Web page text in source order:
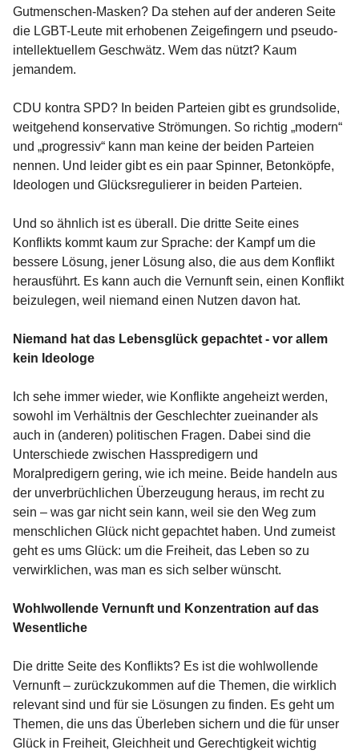
Gutmenschen-Masken? Da stehen auf der anderen Seite
die LGBT-Leute mit erhobenen Zeigefingern und pseudo-
intellektuellem Geschwätz. Wem das nützt? Kaum
jemandem.
CDU kontra SPD? In beiden Parteien gibt es grundsolide,
weitgehend konservative Strömungen. So richtig „modern“
und „progressiv“ kann man keine der beiden Parteien
nennen. Und leider gibt es ein paar Spinner, Betonköpfe,
Ideologen und Glücksregulierer in beiden Parteien.
Und so ähnlich ist es überall. Die dritte Seite eines
Konflikts kommt kaum zur Sprache: der Kampf um die
bessere Lösung, jener Lösung also, die aus dem Konflikt
herausführt. Es kann auch die Vernunft sein, einen Konflikt
beizulegen, weil niemand einen Nutzen davon hat.
Niemand hat das Lebensglück gepachtet - vor allem
kein Ideologe
Ich sehe immer wieder, wie Konflikte angeheizt werden,
sowohl im Verhältnis der Geschlechter zueinander als
auch in (anderen) politischen Fragen. Dabei sind die
Unterschiede zwischen Hasspredigern und
Moralpredigern gering, wie ich meine. Beide handeln aus
der unverbrüchlichen Überzeugung heraus, im recht zu
sein – was gar nicht sein kann, weil sie den Weg zum
menschlichen Glück nicht gepachtet haben. Und zumeist
geht es ums Glück: um die Freiheit, das Leben so zu
verwirklichen, was man es sich selber wünscht.
Wohlwollende Vernunft und Konzentration auf das
Wesentliche
Die dritte Seite des Konflikts? Es ist die wohlwollende
Vernunft – zurückzukommen auf die Themen, die wirklich
relevant sind und für sie Lösungen zu finden. Es geht um
Themen, die uns das Überleben sichern und die für unser
Glück in Freiheit, Gleichheit und Gerechtigkeit wichtig